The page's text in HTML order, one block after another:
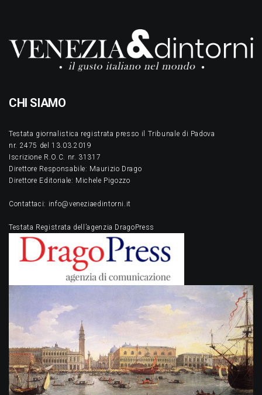
CHI SIAMO
Testata giornalistica registrata presso il Tribunale di Padova
nr. 2475 del 13.03.2019
Iscrizione R.O.C. nr. 31317
Direttore Responsabile: Maurizio Drago
Direttore Editoriale: Michele Pigozzo
Contattaci: info@veneziaedintorni.it
Testata Registrata dell’agenzia DragoPress